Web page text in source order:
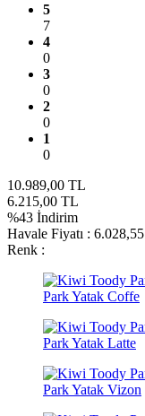
5
7
4
0
3
0
2
0
1
0
10.989,00 TL
6.215,00 TL
%43 İndirim
Havale Fiyatı : 6.028,55
Renk :